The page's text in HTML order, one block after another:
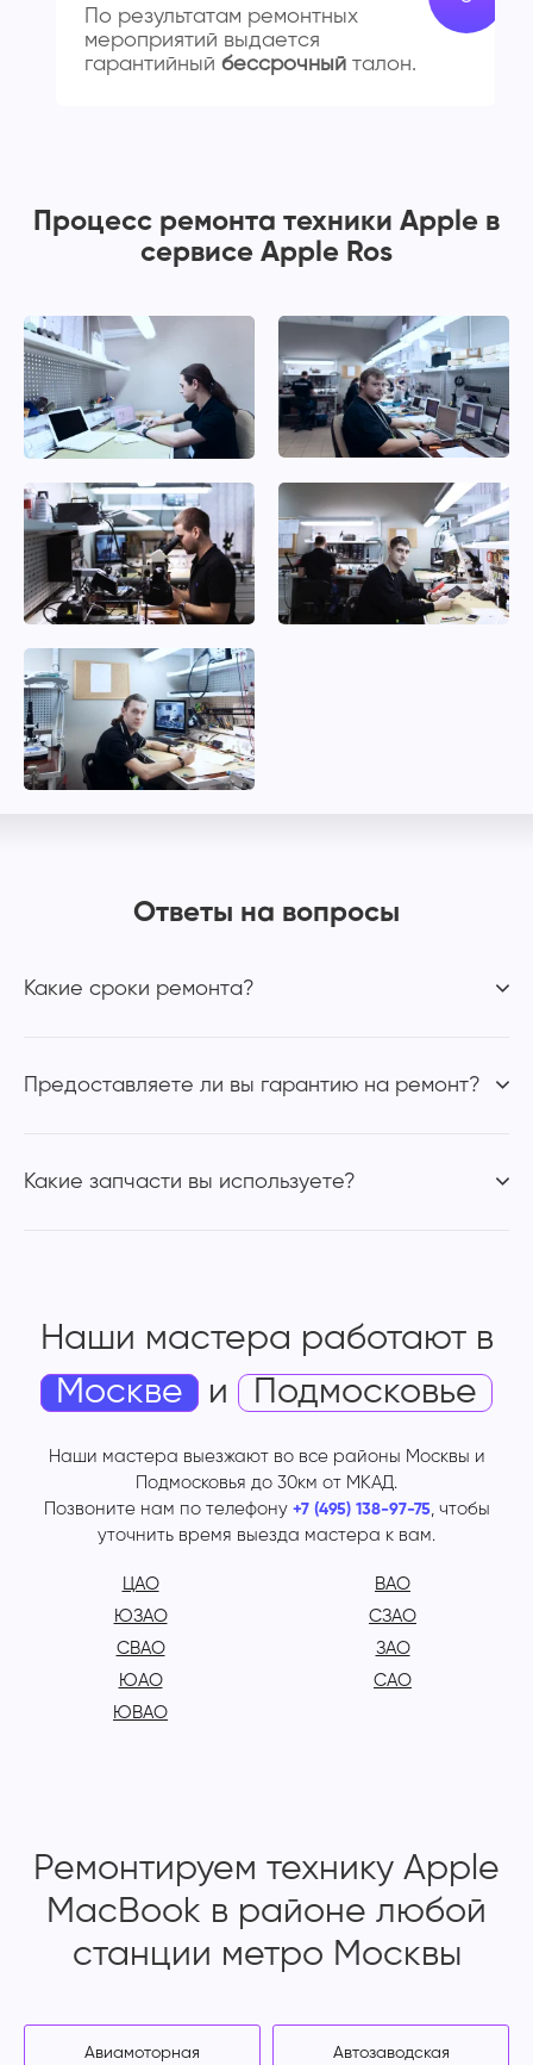
По результатам ремонтных
мероприятий выдается
гарантийный бессрочныйталон.
Процесс ремонта техники Apple в
сервисе Apple Ros
Ответы на вопросы
Какие сроки ремонта?
Предоставляете ли вы гарантию на ремонт?
Какие запчасти вы используете?
Наши мастера работают в
Москве
и Подмосковье
Наши мастера выезжают во все районы Москвы и
Подмосковья до 30км от МКАД.
Позвоните нам по телефону +7 (495) 138-97-75, чтобы
уточнить время выезда мастера к вам.
ЦАО
ЮЗАО
СВАО
ЮАО
ЮВАО
ВАО
СЗАО
ЗАО
САО
Ремонтируем технику Apple
MacBook в районе любой
станции метро Москвы
Авиамоторная Автозаводская